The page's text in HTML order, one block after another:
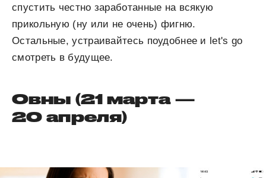
спустить честно заработанные на всякую
прикольную (ну или не очень) фигню.
Остальные, устраивайтесь поудобнее и let's go
смотреть в будущее.
Овны (21 марта —
20 апреля)